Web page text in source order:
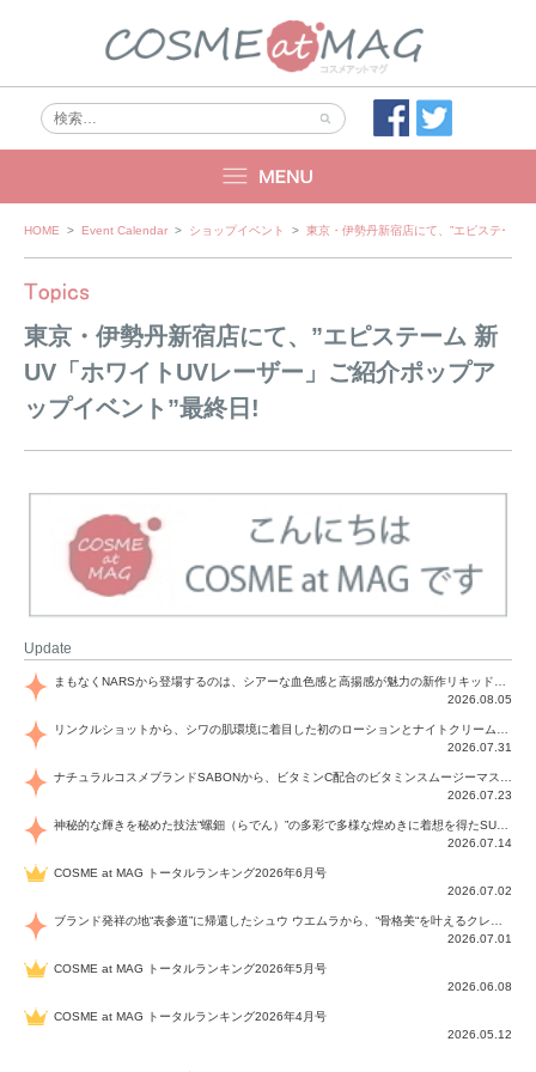
Skip
HOME > Event Calendar > ショップイベント > 東京・伊勢丹新宿店にて、”エピステーム
東京・伊勢丹新宿店にて、”エピステーム 新
UV「ホワイトUVレーザー」ご紹介ポップア
ップイベント”最終日!
Update
まもなくNARSから登場するのは、シアーな血色感と高揚感が魅力の新作リキッドブラッシュ「インセイシャブル リキッドブラッシュ」と、ゴールデンアワーに染まる空にインスピレーションを得た「アフターグロー リップシャイン」の新色！夏をハックして！
2026.08.05
リンクルショットから、シワの肌環境に着目した初のローションとナイトクリームが登場！デイリーケアで、シワ特有の肌環境を改善し、シワが目立たない肌へと導きます。
2026.07.31
ナチュラルコスメブランドSABONから、ビタミンC配合のビタミンスムージーマスク「ラディアンスマスク」と、ペパーミントにオーガニックハーブを凝縮したジェルの涼感トリートメント美容液「スカルプセラム リフレッシング」が登場！日々のデイリーケアで、過酷な猛暑で疲れた肌や頭皮をサポート、心地よくリフレッシュし、優しく肌を整えます。
2026.07.23
神秘的な輝きを秘めた技法“螺鈿（らでん）”の多彩で多様な煌めきに着想を得たSUQQUの2026 秋 カラーコレクションから登場するのは、艶然と輝くアイシャドウや偏光パールを配したフェイスカラー、繊細なパールの煌めくネイル、そしてそれらを際立てる“朧げな艶”を秘めた新リクイドリップ「ブラー リクイド リップ」。強さを秘めたまろやかな洗練の表情に。
2026.07.14
COSME at MAG トータルランキング2026年6月号
2026.07.02
ブランド発祥の地“表参道”に帰還したシュウ ウエムラから、“骨格美“を叶えるクレヨンタイプのフェイスカラー「スカルプト クレヨン」と、ブランド初のリノベーションで進化した名品アイブロウ「ハード フォーミュラ ハード 10」が登場！
2026.07.01
COSME at MAG トータルランキング2026年5月号
2026.06.08
COSME at MAG トータルランキング2026年4月号
2026.05.12